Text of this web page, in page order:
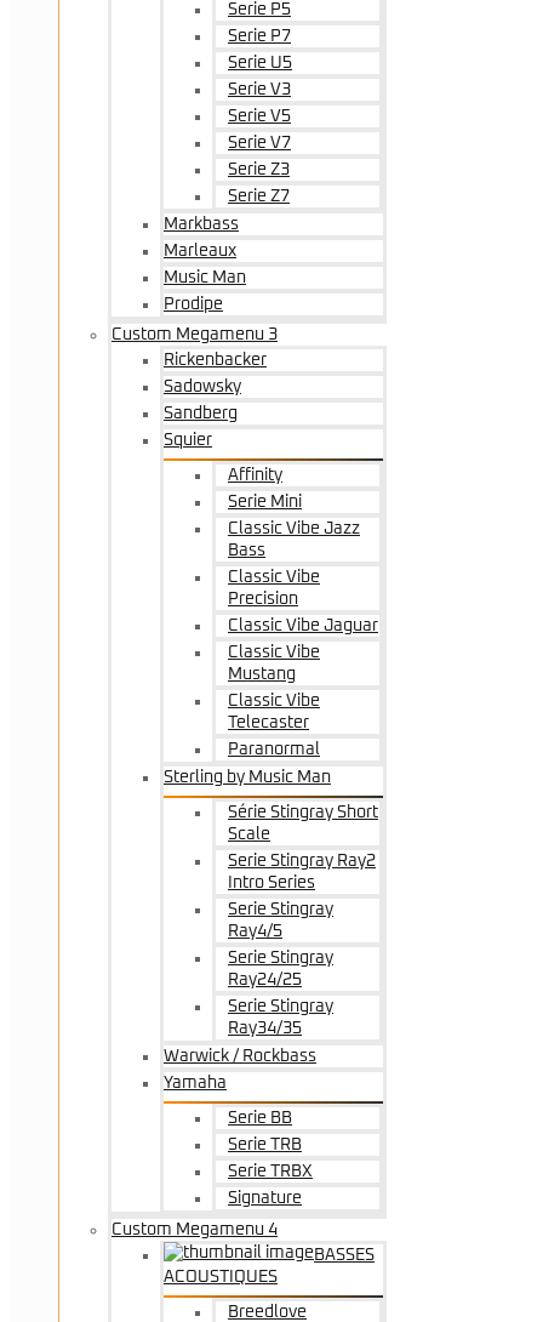
Serie P5
Serie P7
Serie U5
Serie V3
Serie V5
Serie V7
Serie Z3
Serie Z7
Markbass
Marleaux
Music Man
Prodipe
Custom Megamenu 3
Rickenbacker
Sadowsky
Sandberg
Squier
Affinity
Serie Mini
Classic Vibe Jazz
Bass
Classic Vibe
Precision
Classic Vibe Jaguar
Classic Vibe
Mustang
Classic Vibe
Telecaster
Paranormal
Sterling by Music Man
Série Stingray Short
Scale
Serie Stingray Ray2
Intro Series
Serie Stingray
Ray4/5
Serie Stingray
Ray24/25
Serie Stingray
Ray34/35
Warwick / Rockbass
Yamaha
Serie BB
Serie TRB
Serie TRBX
Signature
Custom Megamenu 4
BASSES
ACOUSTIQUES
Breedlove